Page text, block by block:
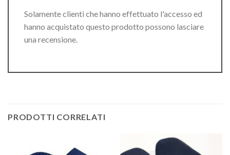
Solamente clienti che hanno effettuato l'accesso ed
hanno acquistato questo prodotto possono lasciare
una recensione.
PRODOTTI CORRELATI